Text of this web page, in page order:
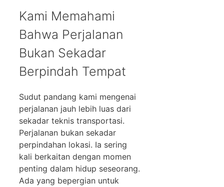
Kami Memahami
Bahwa Perjalanan
Bukan Sekadar
Berpindah Tempat
Sudut pandang kami mengenai
perjalanan jauh lebih luas dari
sekadar teknis transportasi.
Perjalanan bukan sekadar
perpindahan lokasi. Ia sering
kali berkaitan dengan momen
penting dalam hidup seseorang.
Ada yang bepergian untuk